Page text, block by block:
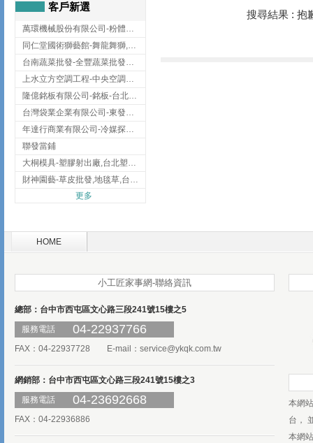
客戶新選
萬環機械股份有限公司-粉體塗裝設備,輸送機,輸送機設備,台南輸送機
同仁堂國術獅藝館-舞龍舞獅,台中舞龍舞獅
台南蔬菜批發-全豐蔬菜批發專送/台南蔬菜箱宅配到府
上水立方空調工程-中央空調規劃,台北中央空調規劃
隆億銘板有限公司-銘板-台北銘板-板橋銘板
台灣袋業企業有限公司-東發企業社/台中太空袋/太空包
年達行商業有限公司-冷媒探漏儀,壓力錶組,真空泵浦,台北冷凍空調材料
聯發當鋪
大桐模具-塑膠射出廠,台北塑膠射出廠
財神園藝-草皮批發,地毯草,台北草,彰化地毯草,彰化台北草
更多
搜尋結果 : 抱
HOME
小工匠家事網-聯絡資訊
總部：台中市西屯區文心路三段241號15樓之5
服務電話
04-22937766
FAX：04-22937728 E-mail： service@ykqk.com.tw
網銷部：台中市西屯區文心路三段241號15樓之3
服務電話
04-23692668
FAX：04-22936886
本網
台，
本網